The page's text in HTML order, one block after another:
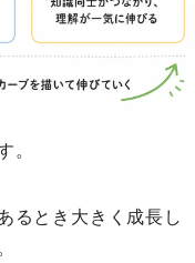
。
るとき大きく成長し